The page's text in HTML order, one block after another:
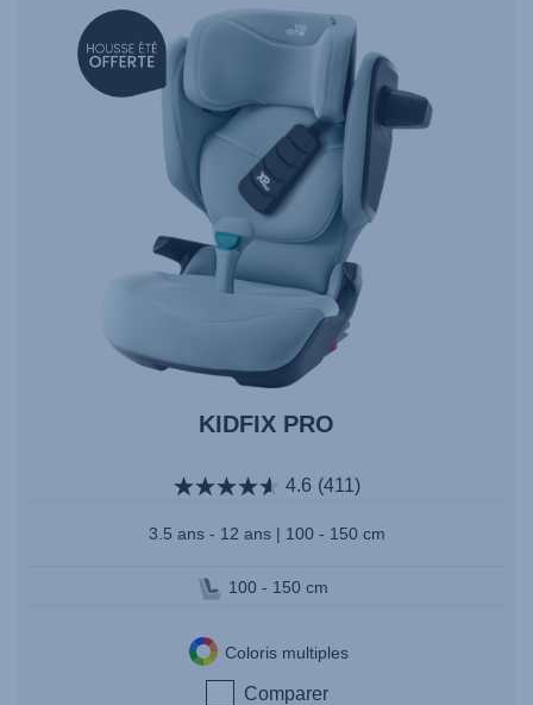
null
KIDFIX PRO
4.6 (411)
3.5 ans - 12 ans | 100 - 150 cm
100 - 150 cm
Coloris multiples
Comparer